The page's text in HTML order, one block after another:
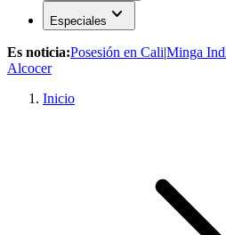
Especiales expand_more
Es noticia:Posesión en Cali|Minga
Alcocer
Inicio